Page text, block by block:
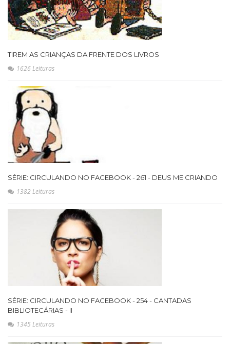
TIREM AS CRIANÇAS DA FRENTE DOS LIVROS
1626 Leituras
SÉRIE: CIRCULANDO NO FACEBOOK - 261 - DEUS ME CRIANDO
1382 Leituras
SÉRIE: CIRCULANDO NO FACEBOOK - 254 - CANTADAS
BIBLIOTECÁRIAS - II
1345 Leituras